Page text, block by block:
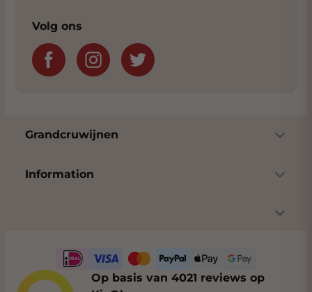
Volg ons
Grandcruwijnen
Information
Op basis van 4021 reviews op